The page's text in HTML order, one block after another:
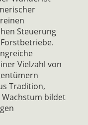
Steuerung
Vielzahl von
Tradition,
bildet